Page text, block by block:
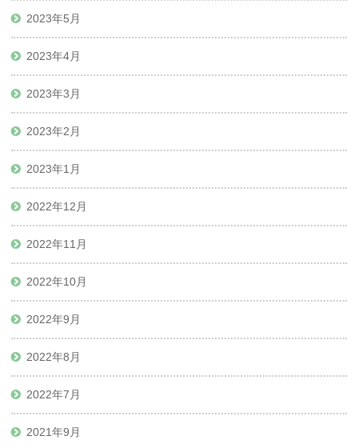
2023年5月
2023年4月
2023年3月
2023年2月
2023年1月
2022年12月
2022年11月
2022年10月
2022年9月
2022年8月
2022年7月
2021年9月